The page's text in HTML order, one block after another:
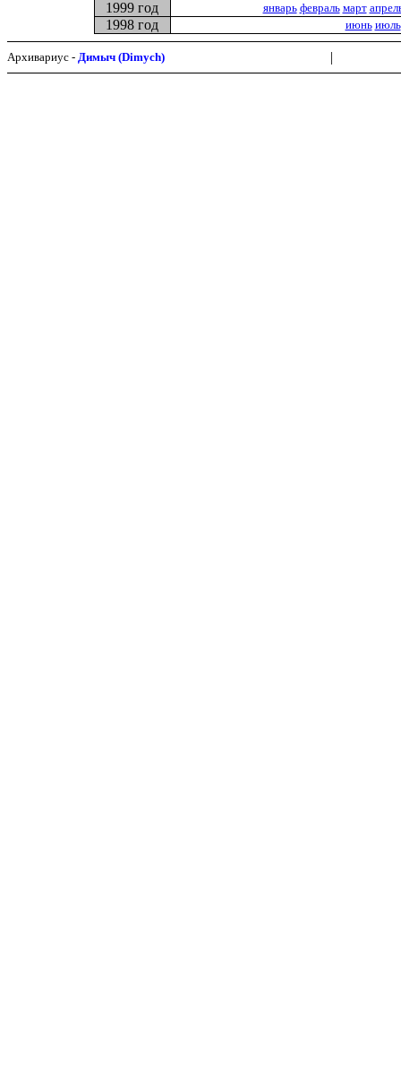
1999 год январь февраль март
1998 год июнь июль
Архивариус - Димыч (Dimych) |